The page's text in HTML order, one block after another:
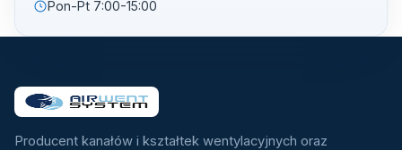
Pon-Pt 7:00-15:00
Producent kanałów i kształtek wentylacyjnych oraz